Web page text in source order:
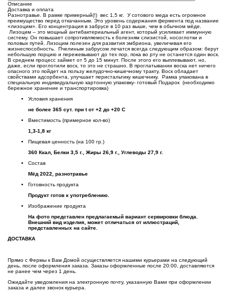
Описание
Доставка и оплата
Разнотравье. В рамке примерный(!) вес 1,5 кг. У сотового меда есть огромное
преимущество перед откачанным. Это уровень содержания фермента под название
«лизоцим». Его концентрация в забрусе в 10 раз выше, чем в обычном мёде.
Лизоцим – это мощный антибактериальный агент, который усиливает иммунную
систему. Он повышает сопротивляемость к болезням слизистой, носоглотки и
половых путей. Лизоцим полезен для развития эмбриона, увеличивая его
жизнеспособность. Пчелиным забрусом лечатся всегда следующим образом: берут
небольшую порцию и пережевывают до тех пор, пока во рту не останется один воск.
В среднем процесс займет от 5 до 15 минут. После этого его выплевывают, но,
даже, если проглотили воск, то это не страшно. В проглатывании воска нет ничего
опасного это пойдет на пользу желудочно-кишечному тракту. Воск обладает
свойствами адсорбента, улучшает перистальтику кишечнику. Рамка упакована в
специальную индивидуальную картонную упаковку- готовый Подарок (необходимо
бережное хранение и транспортировка)
Условия хранения
не более 365 сут. при t от +2 до +20 С
Вместимость (примерное кол-во)
1,3-1,8 кг
Пищевая ценность (на 100 гр.)
360 Ккал, Белки 3,5 г., Жиры 26,9 г., Углеводы 27,9 г.
Состав
Мёд 2022, разнотравье
Готовность продукта
Продукт готов к употреблению.
Изображение продукта
На фото представлен предлагаемый вариант сервировки блюда.
Внешний вид изделия, может отличаться от иллюстраций,
представленных на сайте.
ДОСТАВКА
Прямо с Фермы к Вам Домой осуществляется нашими курьерами на следующий
день, после оформления заказа. Заказы оформленные после 20:00, доставляются
не ранее чем через 1 день.
Ожидайте уведомления на электронную почту, указанную Вами при оформлении
заказа и далее звонок курьера.